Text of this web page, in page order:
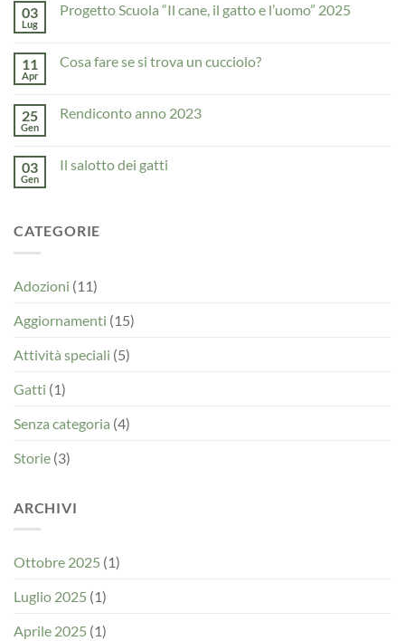
Ci
a
4
03
Lug
Progetto Scuola “Il cane, il gatto e l’uomo” 2025
Progetto
il
gatto
11
Apr
Cosa fare se si trova un cucciolo?
Cosa
trova
un
25
Gen
Rendiconto anno 2023
Rendiconto
03
Gen
Il salotto dei gatti
salotto
CATEGORIE
Adozioni (11)
Aggiornamenti (15)
Attività speciali (5)
Gatti (1)
Senza categoria (4)
Storie (3)
ARCHIVI
Ottobre 2025 (1)
Luglio 2025 (1)
Aprile 2025 (1)